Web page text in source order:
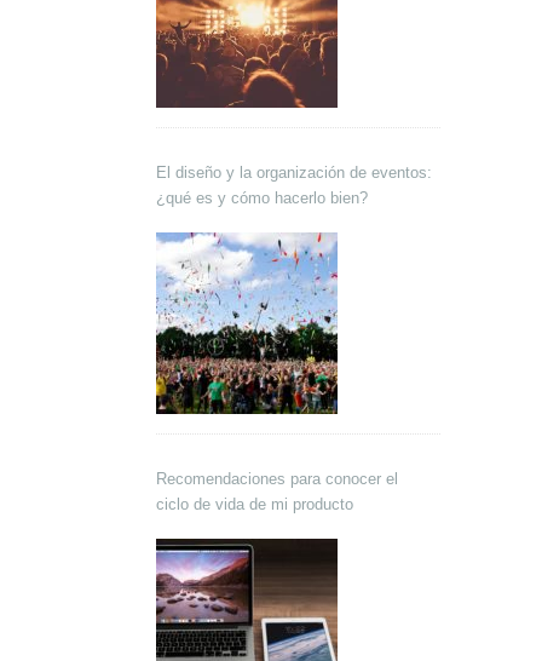
El diseño y la organización de eventos:
¿qué es y cómo hacerlo bien?
Recomendaciones para conocer el
ciclo de vida de mi producto